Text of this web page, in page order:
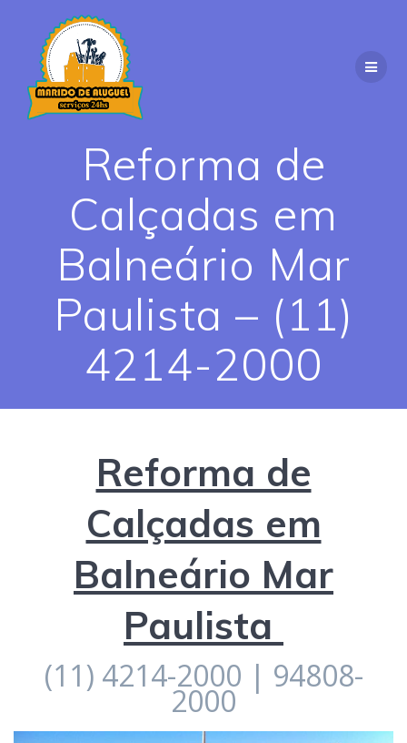
Reforma de
Calçadas em
Balneário Mar
Paulista – (11)
4214-2000
Reforma de
Calçadas em
Balneário Mar
Paulista
(11) 4214-2000 | 94808-
2000